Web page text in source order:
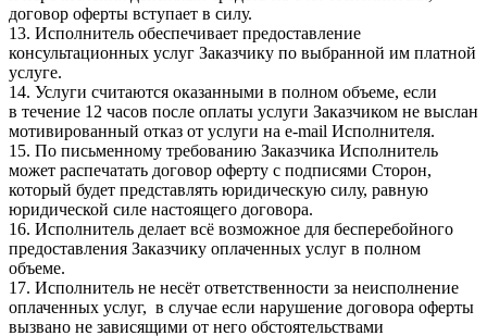
договор оферты вступает в силу.
13. Исполнитель обеспечивает предоставление
консультационных услуг Заказчику по выбранной им платной
услуге.
14. Услуги считаются оказанными в полном объеме, если
в течение 12 часов после оплаты услуги Заказчиком не выслан
мотивированный отказ от услуги на e-mail Исполнителя.
15. По письменному требованию Заказчика Исполнитель
может распечатать договор оферту с подписями Сторон,
который будет представлять юридическую силу, равную
юридической силе настоящего договора.
16. Исполнитель делает всё возможное для бесперебойного
предоставления Заказчику оплаченных услуг в полном
объеме.
17. Исполнитель не несёт ответственности за неисполнение
оплаченных услуг, в случае если нарушение договора оферты
вызвано не зависящими от него обстоятельствами